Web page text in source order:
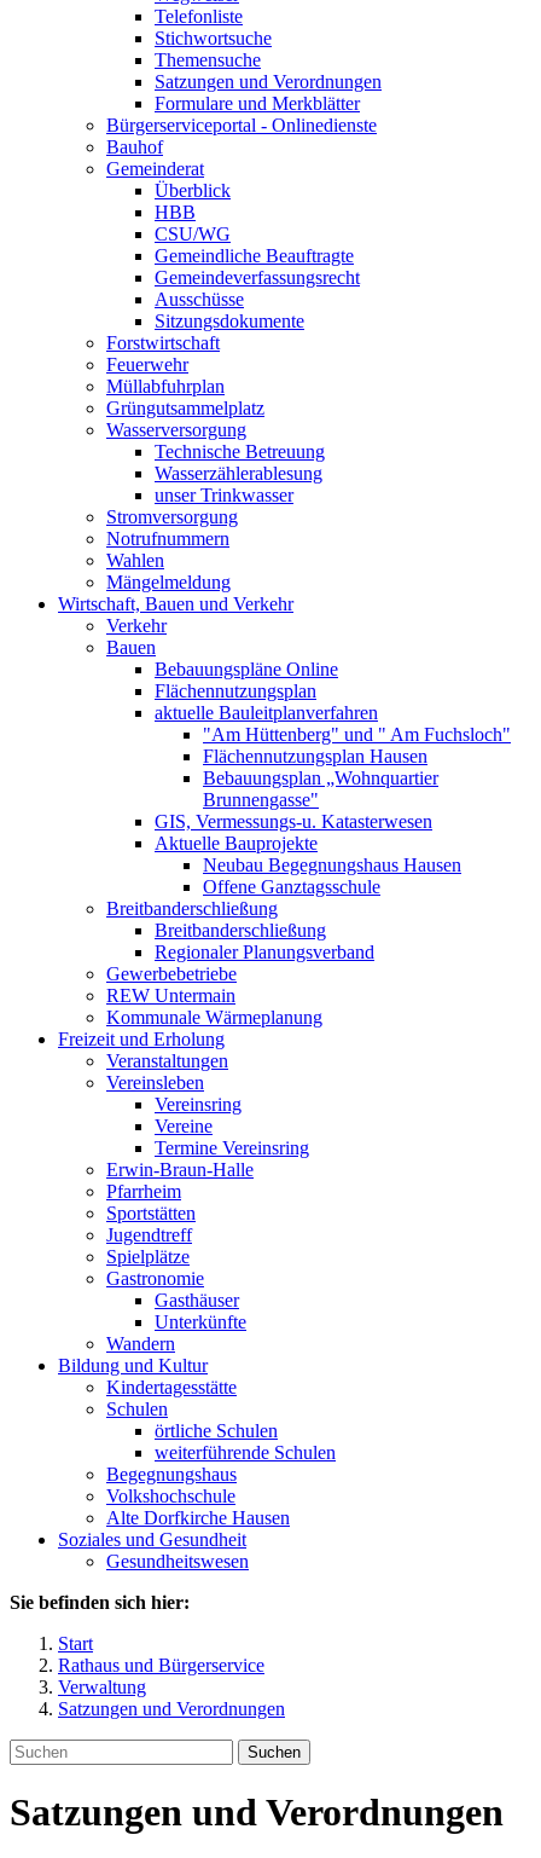
Telefonliste
Stichwortsuche
Themensuche
Satzungen und Verordnungen
Formulare und Merkblätter
Bürgerserviceportal - Onlinedienste
Bauhof
Gemeinderat
Überblick
HBB
CSU/WG
Gemeindliche Beauftragte
Gemeindeverfassungsrecht
Ausschüsse
Sitzungsdokumente
Forstwirtschaft
Feuerwehr
Müllabfuhrplan
Grüngutsammelplatz
Wasserversorgung
Technische Betreuung
Wasserzählerablesung
unser Trinkwasser
Stromversorgung
Notrufnummern
Wahlen
Mängelmeldung
Wirtschaft, Bauen und Verkehr
Verkehr
Bauen
Bebauungspläne Online
Flächennutzungsplan
aktuelle Bauleitplanverfahren
"Am Hüttenberg" und " Am Fuchsloch"
Flächennutzungsplan Hausen
Bebauungsplan „Wohnquartier
Brunnengasse"
GIS, Vermessungs-u. Katasterwesen
Aktuelle Bauprojekte
Neubau Begegnungshaus Hausen
Offene Ganztagsschule
Breitbanderschließung
Breitbanderschließung
Regionaler Planungsverband
Gewerbebetriebe
REW Untermain
Kommunale Wärmeplanung
Freizeit und Erholung
Veranstaltungen
Vereinsleben
Vereinsring
Vereine
Termine Vereinsring
Erwin-Braun-Halle
Pfarrheim
Sportstätten
Jugendtreff
Spielplätze
Gastronomie
Gasthäuser
Unterkünfte
Wandern
Bildung und Kultur
Kindertagesstätte
Schulen
örtliche Schulen
weiterführende Schulen
Begegnungshaus
Volkshochschule
Alte Dorfkirche Hausen
Soziales und Gesundheit
Gesundheitswesen
Sie befinden sich hier:
Start
Rathaus und Bürgerservice
Verwaltung
Satzungen und Verordnungen
Suchen
Satzungen und Verordnungen